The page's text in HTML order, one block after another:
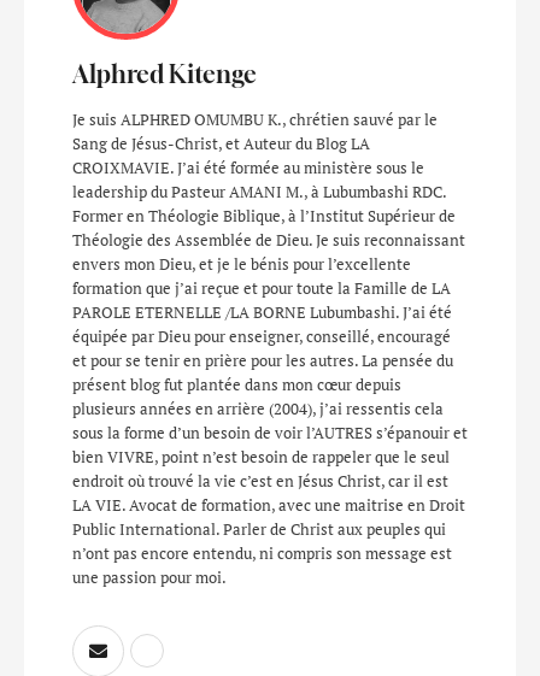
Alphred Kitenge
Je suis ALPHRED OMUMBU K., chrétien sauvé par le
Sang de Jésus-Christ, et Auteur du Blog LA
CROIXMAVIE. J’ai été formée au ministère sous le
leadership du Pasteur AMANI M., à Lubumbashi RDC.
Former en Théologie Biblique, à l’Institut Supérieur de
Théologie des Assemblée de Dieu. Je suis reconnaissant
envers mon Dieu, et je le bénis pour l’excellente
formation que j’ai reçue et pour toute la Famille de LA
PAROLE ETERNELLE /LA BORNE Lubumbashi. J’ai été
équipée par Dieu pour enseigner, conseillé, encouragé
et pour se tenir en prière pour les autres. La pensée du
présent blog fut plantée dans mon cœur depuis
plusieurs années en arrière (2004), j’ai ressentis cela
sous la forme d’un besoin de voir l’AUTRES s’épanouir et
bien VIVRE, point n’est besoin de rappeler que le seul
endroit où trouvé la vie c’est en Jésus Christ, car il est
LA VIE. Avocat de formation, avec une maitrise en Droit
Public International. Parler de Christ aux peuples qui
n’ont pas encore entendu, ni compris son message est
une passion pour moi.